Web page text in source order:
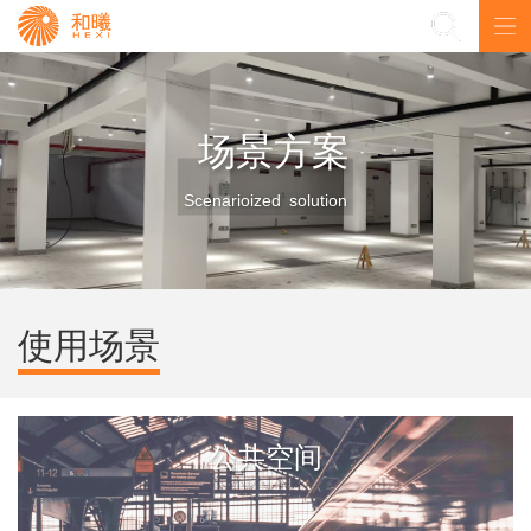
场景方案
Scenarioized solution
使用场景
公共空间